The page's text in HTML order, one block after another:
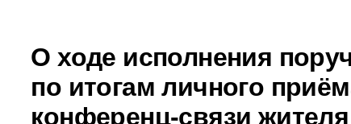
О ходе исполнения
по итогам личного
конференц-связи